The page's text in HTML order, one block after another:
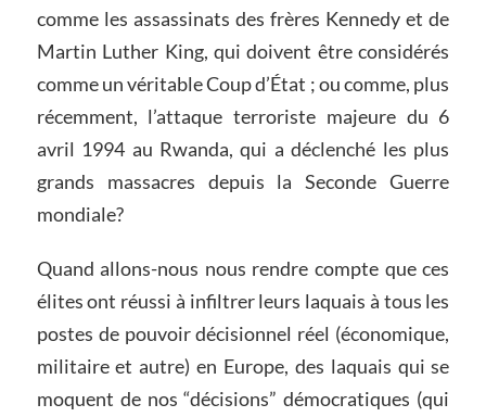
comme les assassinats des frères Kennedy et de
Martin Luther King, qui doivent être considérés
comme un véritable Coup d’État ; ou comme, plus
récemment, l’attaque terroriste majeure du 6
avril 1994 au Rwanda, qui a déclenché les plus
grands massacres depuis la Seconde Guerre
mondiale?
Quand allons-nous nous rendre compte que ces
élites ont réussi à infiltrer leurs laquais à tous les
postes de pouvoir décisionnel réel (économique,
militaire et autre) en Europe, des laquais qui se
moquent de nos “décisions” démocratiques (qui